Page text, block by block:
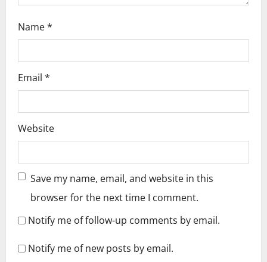
Name*
Email *
Website
Save my name, email, and website in this
browser for the next time I comment.
Notify me of follow-up comments by email.
Notify me of new posts by email.